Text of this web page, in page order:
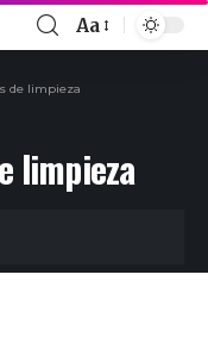
Aa
de limpieza
limpieza